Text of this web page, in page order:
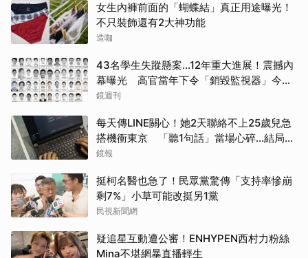
女生內褲前面的「蝴蝶結」真正用途曝光！
不只裝飾還有2大神功能
造咖
43名學生失蹤懸案...12年重大進展！震撼內
幕曝光 高官當年下令「銷毀監視器」今遭
逮
鏡週刊
每天傳LINE關心！她2天聯絡不上25歲兒急
搭機衝東京 「聽1句話」當場心碎...結局看
哭網
鏡報
挺柯名醫也急了！民眾黨驚傳「支持率慘崩
剩7%」小草可能改挺另1黨
民視新聞網
疑追星互動遭公審！ENHYPEN西村力粉絲
Mina不堪網暴直播輕生